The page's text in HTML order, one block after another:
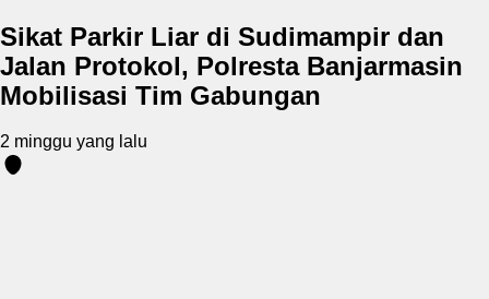
Sikat Parkir Liar di Sudimampir dan
Jalan Protokol, Polresta Banjarmasin
Mobilisasi Tim Gabungan
2 minggu yang lalu